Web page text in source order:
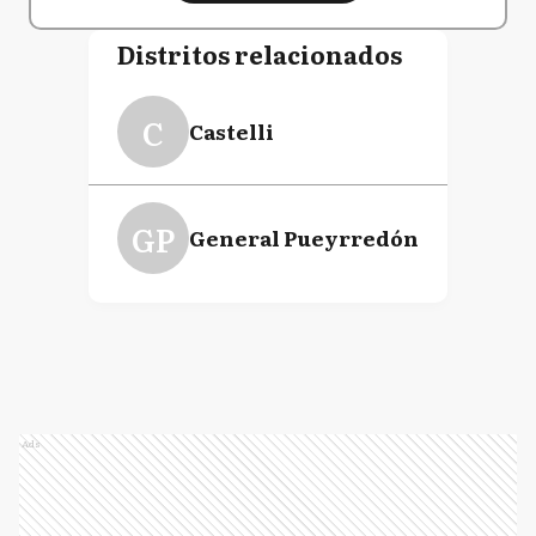
Distritos relacionados
C Castelli
GP General Pueyrredón
Ads